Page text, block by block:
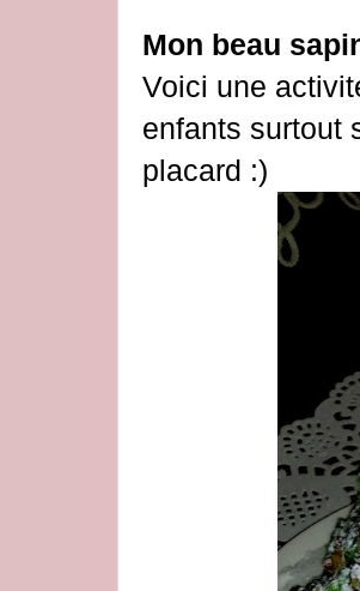
Mon beau
Voici une
enfants surtout
placard :)